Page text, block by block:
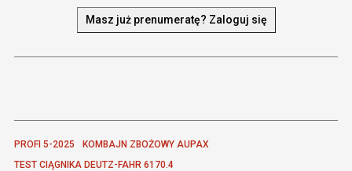
Masz już prenumeratę? Zaloguj się
PROFI 5-2025
KOMBAJN ZBOŻOWY AUPAX
TEST CIĄGNIKA DEUTZ-FAHR 6170.4